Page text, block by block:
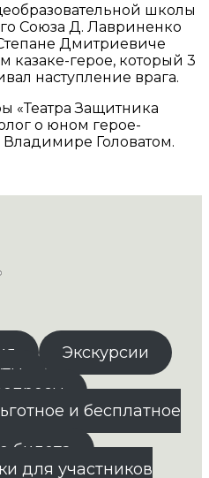
школы
Союза Д. Лавриненко
Дмитриевиче
герое, который 3
наступление врага.
«Театра Защитника
о юном герое-
Головатом.
Экскурсии
и бесплатное
билета
для участников